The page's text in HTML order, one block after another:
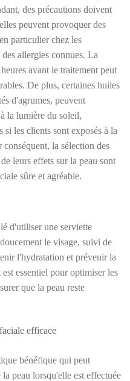
des précautions doivent
peuvent provoquer des
particulier chez les
allergies connues. La
avant le traitement peut
De plus, certaines huiles
d'agrumes, peuvent
la lumière du soleil,
si les clients sont exposés à la
la sélection des
leurs effets sur la peau sont
sûre et agréable.
d'utiliser une serviette
le visage, suivi de
l'hydratation et prévenir la
essentiel pour optimiser les
que la peau reste
efficace
bénéfique qui peut
peau lorsqu'elle est effectuée